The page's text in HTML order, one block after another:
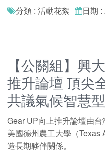
分類 : 活動花絮 日期
【公關組】興
推升論壇 頂尖
共議氣候智慧
Gear UP向上推升論壇由台
美國德州農工大學（
造長期夥伴關係。